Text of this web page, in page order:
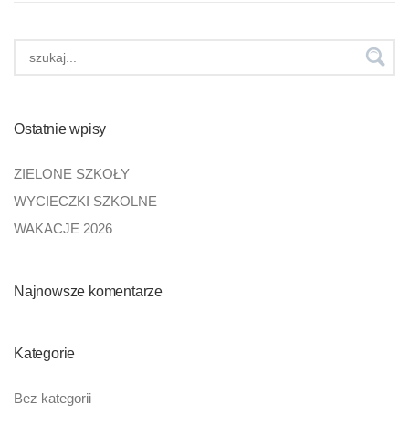
Ostatnie wpisy
ZIELONE SZKOŁY
WYCIECZKI SZKOLNE
WAKACJE 2026
Najnowsze komentarze
Kategorie
Bez kategorii